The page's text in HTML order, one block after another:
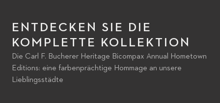
ENTDECKEN SIE DIE
KOMPLETTE KOLLEKTION
Die Carl F. Bucherer Heritage Bicompax Annual Hometown
Editions: eine farbenprächtige Hommage an unsere
Lieblingsstädte